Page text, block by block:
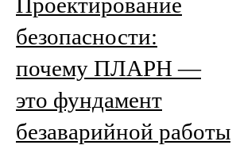
безопасности:
почему ПЛАРН —
это фундамент
безаварийной работы